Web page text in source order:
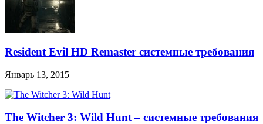
Resident Evil HD Remaster системные требования
Январь 13, 2015
The Witcher 3: Wild Hunt – системные требования